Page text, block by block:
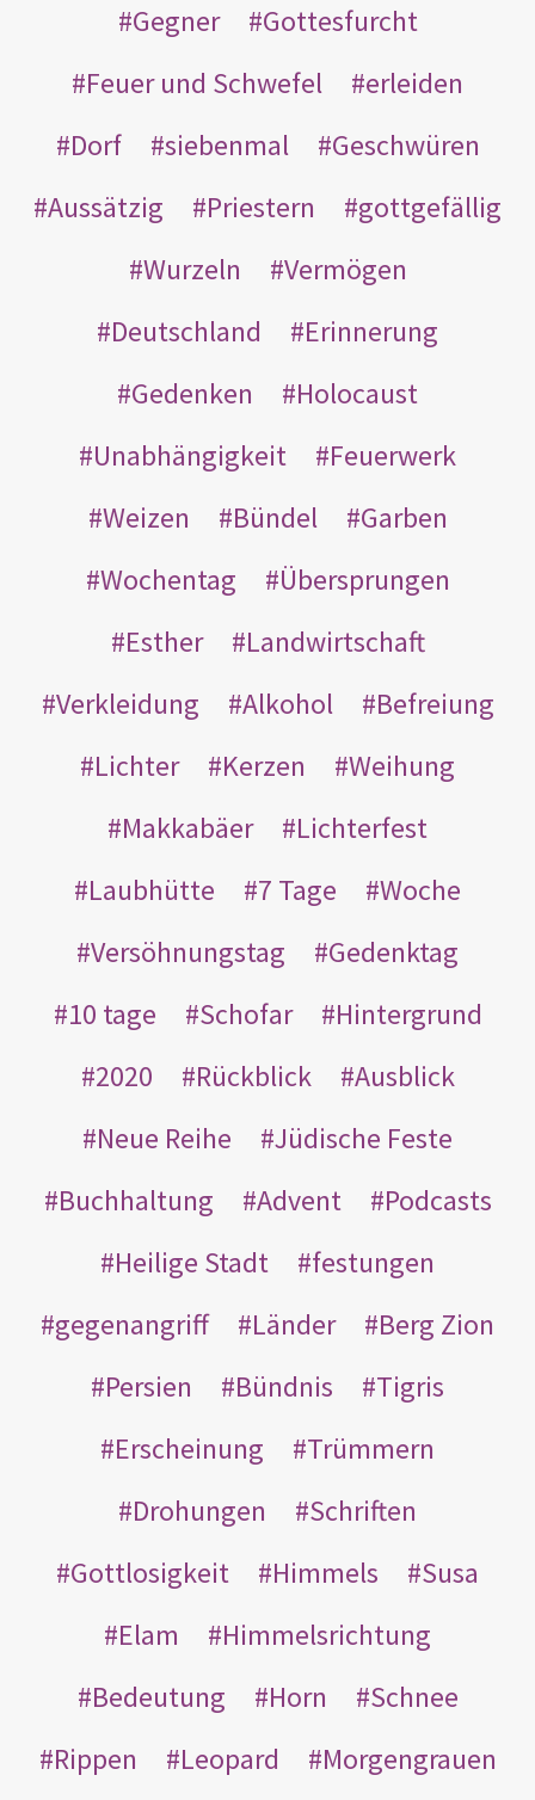
Gegner
Gottesfurcht
Feuer und Schwefel
erleiden
Dorf
siebenmal
Geschwüren
Aussätzig
Priestern
gottgefällig
Wurzeln
Vermögen
Deutschland
Erinnerung
Gedenken
Holocaust
Unabhängigkeit
Feuerwerk
Weizen
Bündel
Garben
Wochentag
Übersprungen
Esther
Landwirtschaft
Verkleidung
Alkohol
Befreiung
Lichter
Kerzen
Weihung
Makkabäer
Lichterfest
Laubhütte
7 Tage
Woche
Versöhnungstag
Gedenktag
10 tage
Schofar
Hintergrund
2020
Rückblick
Ausblick
Neue Reihe
Jüdische Feste
Buchhaltung
Advent
Podcasts
Heilige Stadt
festungen
gegenangriff
Länder
Berg Zion
Persien
Bündnis
Tigris
Erscheinung
Trümmern
Drohungen
Schriften
Gottlosigkeit
Himmels
Susa
Elam
Himmelsrichtung
Bedeutung
Horn
Schnee
Rippen
Leopard
Morgengrauen